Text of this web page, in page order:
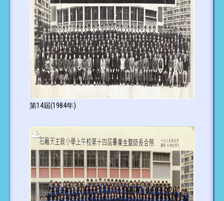
第14屆(1984年)